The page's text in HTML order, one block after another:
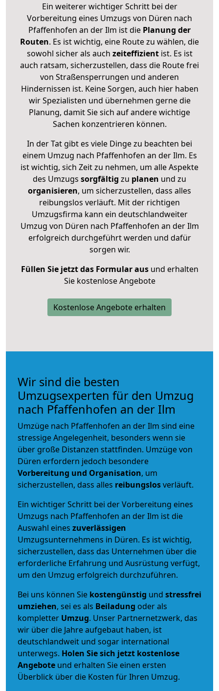
Ein weiterer wichtiger Schritt bei der
Vorbereitung eines Umzugs von Düren nach
Pfaffenhofen an der Ilm ist die Planung der
Routen. Es ist wichtig, eine Route zu wählen, die
sowohl sicher als auch zeiteffizientist. Es ist
auch ratsam, sicherzustellen, dass die Route frei
von Straßensperrungen und anderen
Hindernissen ist. Keine Sorgen, auch hier haben
wir Spezialisten und übernehmen gerne die
Planung, damit Sie sich auf andere wichtige
Sachen konzentrieren können.
In der Tat gibt es viele Dinge zu beachten bei
einem Umzug nach Pfaffenhofen an der Ilm. Es
ist wichtig, sich Zeit zu nehmen, um alle Aspekte
des Umzugs sorgfältig zu planen und zu
organisieren, um sicherzustellen, dass alles
reibungslos verläuft. Mit der richtigen
Umzugsfirma kann ein deutschlandweiter
Umzug von Düren nach Pfaffenhofen an der Ilm
erfolgreich durchgeführt werden und dafür
sorgen wir.
Füllen Sie jetzt das Formular ausund erhalten
Sie kostenlose Angebote
Kostenlose Angebote erhalten
Wir sind die besten
Umzugsexperten für den Umzug
nach Pfaffenhofen an der Ilm
Umzüge nach Pfaffenhofen an der Ilm sind eine
stressige Angelegenheit, besonders wenn sie
über große Distanzen stattfinden. Umzüge von
Düren erfordern jedoch besondere
Vorbereitung und Organisation, um
sicherzustellen, dass alles reibungslosverläuft.
Ein wichtiger Schritt bei der Vorbereitung eines
Umzugs nach Pfaffenhofen an der Ilm ist die
Auswahl eines zuverlässigen
Umzugsunternehmens in Düren. Es ist wichtig,
sicherzustellen, dass das Unternehmen über die
erforderliche Erfahrung und Ausrüstung verfügt,
um den Umzug erfolgreich durchzuführen.
Bei uns können Sie kostengünstig und stressfrei
umziehen, sei es als Beiladung oder als
kompletter Umzug. Unser Partnernetzwerk, das
wir über die Jahre aufgebaut haben, ist
deutschlandweit und sogar international
unterwegs. Holen Sie sich jetzt kostenlose
Angebote und erhalten Sie einen ersten
Überblick über die Kosten für Ihren Umzug.